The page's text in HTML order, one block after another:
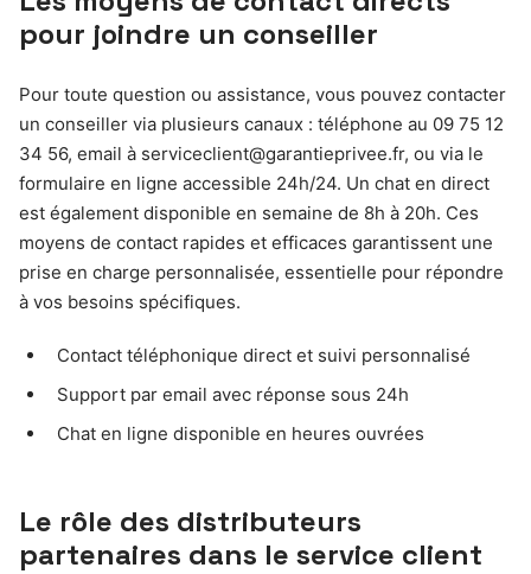
pour joindre un conseiller
Pour toute question ou assistance, vous pouvez contacter
un conseiller via plusieurs canaux : téléphone au 09 75 12
34 56, email à serviceclient@garantieprivee.fr, ou via le
formulaire en ligne accessible 24h/24. Un chat en direct
est également disponible en semaine de 8h à 20h. Ces
moyens de contact rapides et efficaces garantissent une
prise en charge personnalisée, essentielle pour répondre
à vos besoins spécifiques.
Contact téléphonique direct et suivi personnalisé
Support par email avec réponse sous 24h
Chat en ligne disponible en heures ouvrées
Le rôle des distributeurs
partenaires dans le service client